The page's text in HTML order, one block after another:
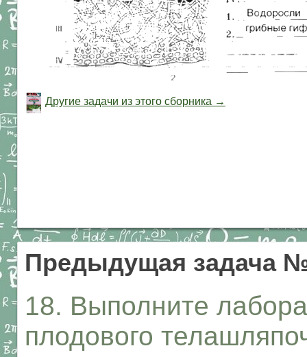
Другие задачи из этого сборника →
Предыдущая задача
18. Выполните
плодового